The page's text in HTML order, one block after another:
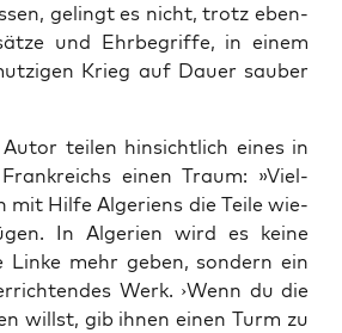
gelingt es nicht, trotz eben­
und Ehr­be­grif­fe, in einem
Krieg auf Dau­er sau­ber
tei­len hin­sicht­lich eines in
einen Traum: »Viel­
mit Hil­fe Alge­ri­ens die Tei­le wie­
In Alge­ri­en wird es kei­ne
Lin­ke mehr geben, son­dern ein
Werk. ›Wenn du die
willst, gib ihnen einen Turm zu